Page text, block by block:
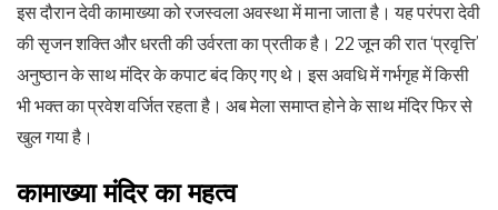
इस दौरान देवी कामाख्या को रजस्वला अवस्था में माना जाता है। यह परंपरा देवी
की सृजन शक्ति और धरती की उर्वरता का प्रतीक है। 22 जून की रात ‘प्रवृत्ति’
अनुष्ठान के साथ मंदिर के कपाट बंद किए गए थे। इस अवधि में गर्भगृह में किसी
भी भक्त का प्रवेश वर्जित रहता है। अब मेला समाप्त होने के साथ मंदिर फिर से
खुल गया है।
कामाख्या मंदिर का महत्व